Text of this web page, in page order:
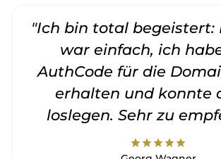
"Ich bin total begeistert:
war einfach, ich
AuthCode für die
erhalten und konnte
loslegen. Sehr zu
starstarstarstarstar